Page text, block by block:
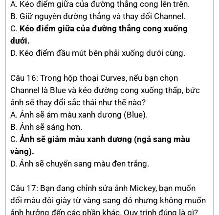
A. Kéo điểm giữa của đường thẳng cong lên trên.
B. Giữ nguyên đường thẳng và thay đổi Channel.
C. Kéo điểm giữa của đường thẳng cong xuống
dưới.
D. Kéo điểm đầu mút bên phải xuống dưới cùng.
Câu 16: Trong hộp thoại Curves, nếu bạn chọn
Channel là Blue và kéo đường cong xuống thấp, bức
ảnh sẽ thay đổi sắc thái như thế nào?
A. Ảnh sẽ ám màu xanh dương (Blue).
B. Ảnh sẽ sáng hơn.
C. Ảnh sẽ giảm màu xanh dương (ngả sang màu
vàng).
D. Ảnh sẽ chuyển sang màu đen trắng.
Câu 17: Bạn đang chỉnh sửa ảnh Mickey, bạn muốn
đổi màu đôi giày từ vàng sang đỏ nhưng không muốn
ảnh hưởng đến các phần khác. Quy trình đúng là gì?